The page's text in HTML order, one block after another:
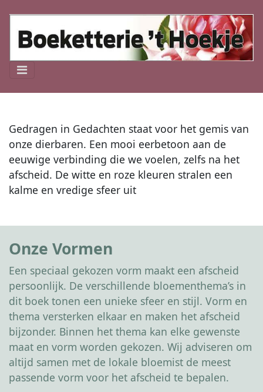
Gedragen in Gedachten staat voor het gemis van
onze dierbaren. Een mooi eerbetoon aan de
eeuwige verbinding die we voelen, zelfs na het
afscheid. De witte en roze kleuren stralen een
kalme en vredige sfeer uit
Onze Vormen
Een speciaal gekozen vorm maakt een afscheid
persoonlijk. De verschillende bloementhema’s in
dit boek tonen een unieke sfeer en stijl. Vorm en
thema versterken elkaar en maken het afscheid
bijzonder. Binnen het thema kan elke gewenste
maat en vorm worden gekozen. Wij adviseren om
altijd samen met de lokale bloemist de meest
passende vorm voor het afscheid te bepalen.